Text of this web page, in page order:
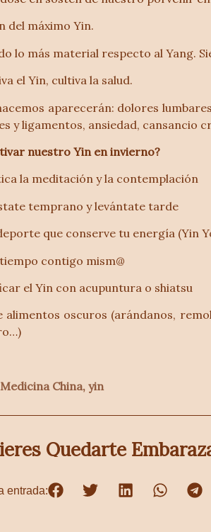
del máximo Yin.
lo más material respecto al Yang.
el Yin, cultiva la salud.
aparecerán: dolores
y ligamentos, ansiedad, cansancio
nuestro Yin en invierno?
la meditación y la contemplación
temprano y levántate tarde
que conserve tu energía (Yin
contigo mism@
el Yin con acupuntura o shiatsu
alimentos oscuros (arándanos,
Medicina China, yin
Quedarte
entrada: